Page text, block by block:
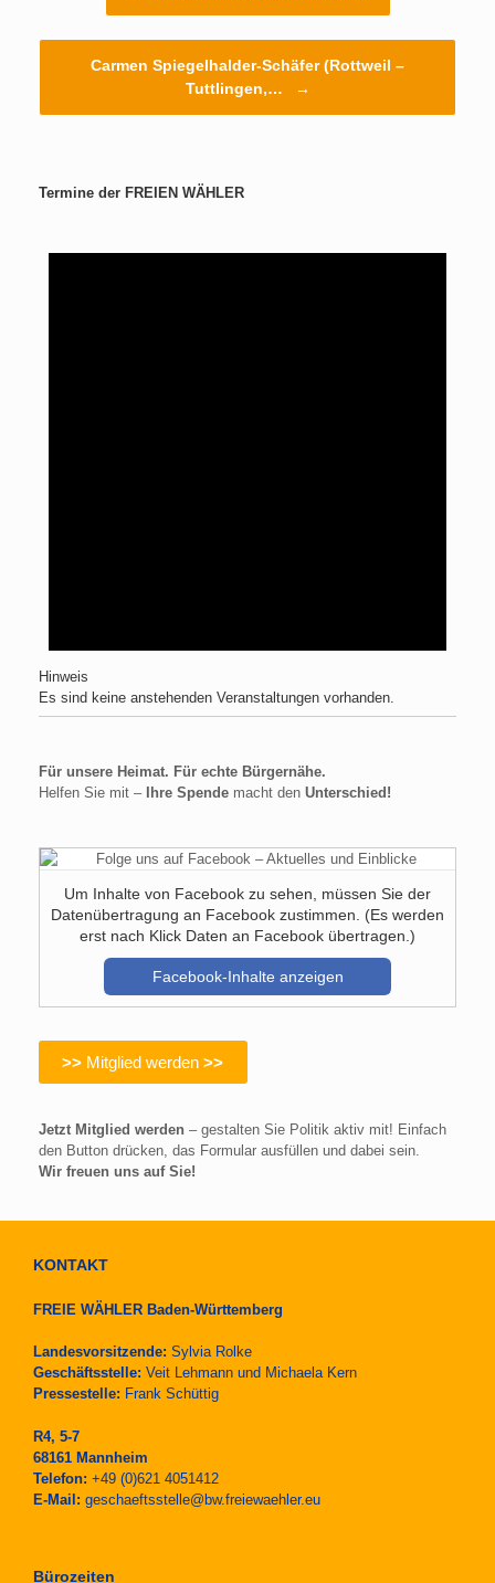
Carmen Spiegelhalder-Schäfer (Rottweil –
Tuttlingen,…
→
Termine der FREIEN WÄHLER
Hinweis
Es sind keine anstehenden Veranstaltungen vorhanden.
Für unsere Heimat. Für echte Bürgernähe.
Helfen Sie mit – Ihre Spende macht den Unterschied!
Um Inhalte von Facebook zu sehen, müssen Sie der
Datenübertragung an Facebook zustimmen. (Es werden
erst nach Klick Daten an Facebook übertragen.)
Facebook-Inhalte anzeigen
>> Mitglied werden>>
Jetzt Mitglied werden – gestalten Sie Politik aktiv mit! Einfach
den Button drücken, das Formular ausfüllen und dabei sein.
Wir freuen uns auf Sie!
KONTAKT
FREIE WÄHLER Baden-Württemberg
Landesvorsitzende: Sylvia Rolke
Geschäftsstelle: Veit Lehmann und Michaela Kern
Pressestelle: Frank Schüttig
R4, 5-7
68161 Mannheim
Telefon: +49 (0)621 4051412
E-Mail: geschaeftsstelle@bw.freiewaehler.eu
Bürozeiten